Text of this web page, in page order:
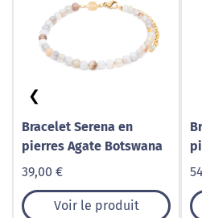
Bracelet Serena en
pierres Agate Botswana
39,00 €
Voir le produit
❮